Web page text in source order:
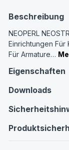
Beschreibung
NEOPERL
Einrichtungen
Für Armature…
Eigenschaften
Downloads